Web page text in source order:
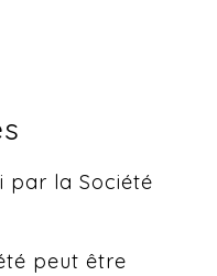
par la Société
peut être